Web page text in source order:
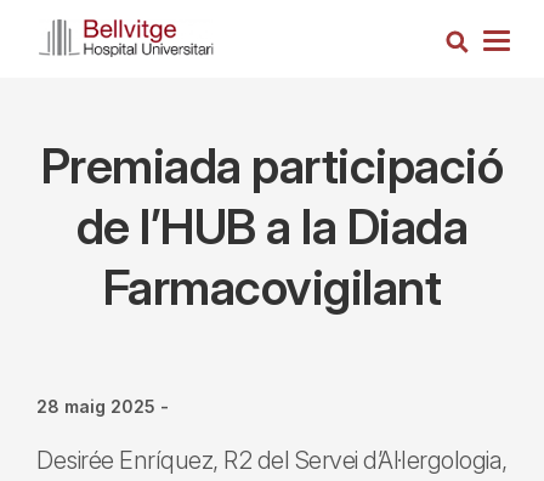
Cerca
Premiada participació
de l’HUB a la Diada
Farmacovigilant
28 maig 2025 -
Desirée Enríquez, R2 del Servei d’Al·lergologia,